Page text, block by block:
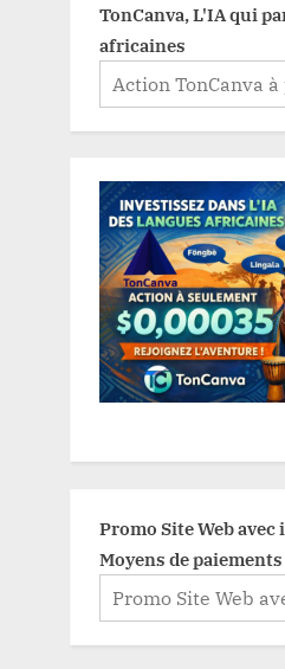
TonCanva, L'IA qui
africaines
Promo Site Web
Moyens de